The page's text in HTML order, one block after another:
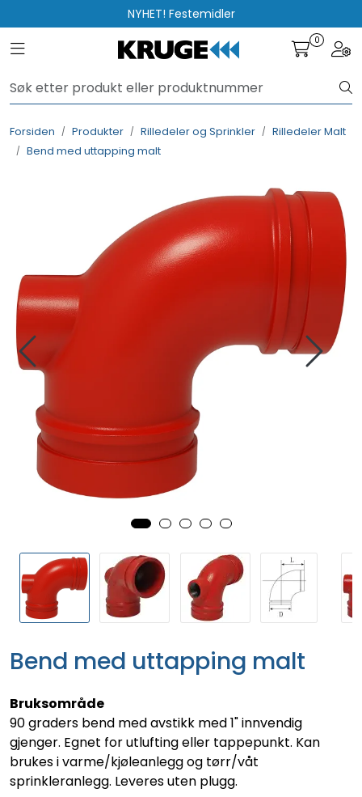
Skip to main contentNYHET! Festemidler
Toggle navigation 0
Forsiden Produkter Rilledeler og Sprinkler
Rilledeler Malt
Bend med uttapping malt
Bend med uttapping malt
Bruksområde
90 graders bend med avstikk med 1" innvendig
gjenger. Egnet for utlufting eller tappepunkt. Kan
brukes i varme/kjøleanlegg og tørr/våt
sprinkleranlegg. Leveres uten plugg.
Rådgivning